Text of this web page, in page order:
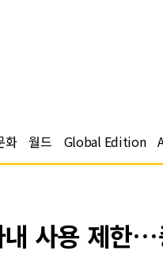
화 월드 Global Edition
내 사용 제한